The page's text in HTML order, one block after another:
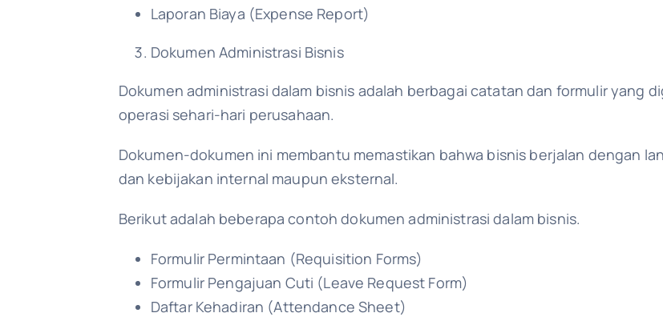
Laporan Biaya (Expense Report)
Dokumen Administrasi Bisnis
Dokumen administrasi dalam bisnis adalah berbagai catatan dan formulir yang
operasi sehari-hari perusahaan.
Dokumen-dokumen ini membantu memastikan bahwa bisnis berjalan dengan
dan kebijakan internal maupun eksternal.
Berikut adalah beberapa contoh dokumen administrasi dalam bisnis.
Formulir Permintaan (Requisition Forms)
Formulir Pengajuan Cuti (Leave Request Form)
Daftar Kehadiran (Attendance Sheet)